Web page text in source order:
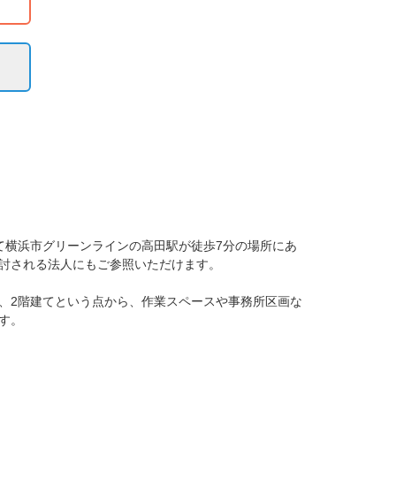
浜市グリーンラインの高田駅が徒歩7分の場所にあ
れる法人にもご参照いただけます。
2階建てという点から、作業スペースや事務所区画な
。